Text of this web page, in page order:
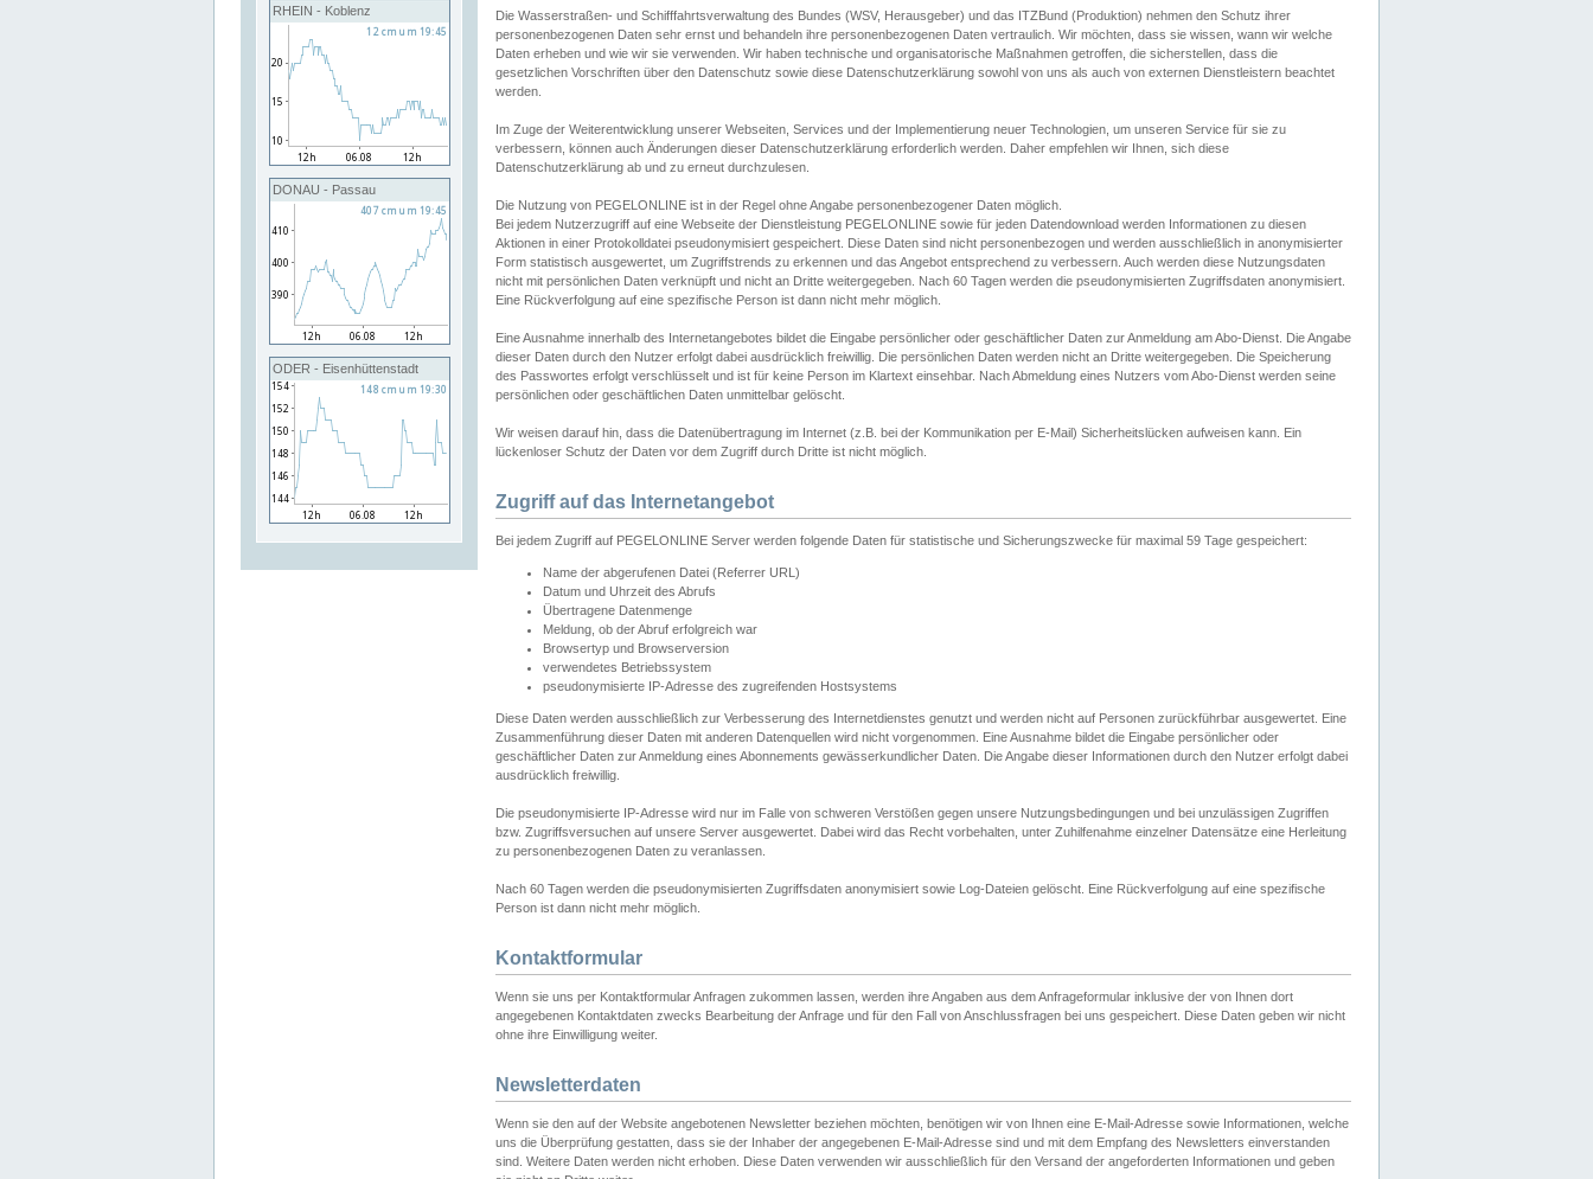
RHEIN - Koblenz
DONAU - Passau
ODER - Eisenhüttenstadt
Die Wasserstraßen- und Schifffahrtsverwaltung des Bundes (WSV, Herausgeber) und das ITZBund (Produktion) nehmen den Schutz ihrer
personenbezogenen Daten sehr ernst und behandeln ihre personenbezogenen Daten vertraulich. Wir möchten, dass sie wissen, wann wir welche
Daten erheben und wie wir sie verwenden. Wir haben technische und organisatorische Maßnahmen getroffen, die sicherstellen, dass die
gesetzlichen Vorschriften über den Datenschutz sowie diese Datenschutzerklärung sowohl von uns als auch von externen Dienstleistern beachtet
werden.
Im Zuge der Weiterentwicklung unserer Webseiten, Services und der Implementierung neuer Technologien, um unseren Service für sie zu
verbessern, können auch Änderungen dieser Datenschutzerklärung erforderlich werden. Daher empfehlen wir Ihnen, sich diese
Datenschutzerklärung ab und zu erneut durchzulesen.
Die Nutzung von PEGELONLINE ist in der Regel ohne Angabe personenbezogener Daten möglich.
Bei jedem Nutzerzugriff auf eine Webseite der Dienstleistung PEGELONLINE sowie für jeden Datendownload werden Informationen zu diesen
Aktionen in einer Protokolldatei pseudonymisiert gespeichert. Diese Daten sind nicht personenbezogen und werden ausschließlich in anonymisierter
Form statistisch ausgewertet, um Zugriffstrends zu erkennen und das Angebot entsprechend zu verbessern. Auch werden diese Nutzungsdaten
nicht mit persönlichen Daten verknüpft und nicht an Dritte weitergegeben. Nach 60 Tagen werden die pseudonymisierten Zugriffsdaten anonymisiert.
Eine Rückverfolgung auf eine spezifische Person ist dann nicht mehr möglich.
Eine Ausnahme innerhalb des Internetangebotes bildet die Eingabe persönlicher oder geschäftlicher Daten zur Anmeldung am Abo-Dienst. Die Angabe
dieser Daten durch den Nutzer erfolgt dabei ausdrücklich freiwillig. Die persönlichen Daten werden nicht an Dritte weitergegeben. Die Speicherung
des Passwortes erfolgt verschlüsselt und ist für keine Person im Klartext einsehbar. Nach Abmeldung eines Nutzers vom Abo-Dienst werden seine
persönlichen oder geschäftlichen Daten unmittelbar gelöscht.
Wir weisen darauf hin, dass die Datenübertragung im Internet (z.B. bei der Kommunikation per E-Mail) Sicherheitslücken aufweisen kann. Ein
lückenloser Schutz der Daten vor dem Zugriff durch Dritte ist nicht möglich.
Zugriff auf das Internetangebot
Bei jedem Zugriff auf PEGELONLINE Server werden folgende Daten für statistische und Sicherungszwecke für maximal 59 Tage gespeichert:
Name der abgerufenen Datei (Referrer URL)
Datum und Uhrzeit des Abrufs
Übertragene Datenmenge
Meldung, ob der Abruf erfolgreich war
Browsertyp und Browserversion
verwendetes Betriebssystem
pseudonymisierte IP-Adresse des zugreifenden Hostsystems
Diese Daten werden ausschließlich zur Verbesserung des Internetdienstes genutzt und werden nicht auf Personen zurückführbar ausgewertet. Eine
Zusammenführung dieser Daten mit anderen Datenquellen wird nicht vorgenommen. Eine Ausnahme bildet die Eingabe persönlicher oder
geschäftlicher Daten zur Anmeldung eines Abonnements gewässerkundlicher Daten. Die Angabe dieser Informationen durch den Nutzer erfolgt dabei
ausdrücklich freiwillig.
Die pseudonymisierte IP-Adresse wird nur im Falle von schweren Verstößen gegen unsere Nutzungsbedingungen und bei unzulässigen Zugriffen
bzw. Zugriffsversuchen auf unsere Server ausgewertet. Dabei wird das Recht vorbehalten, unter Zuhilfenahme einzelner Datensätze eine Herleitung
zu personenbezogenen Daten zu veranlassen.
Nach 60 Tagen werden die pseudonymisierten Zugriffsdaten anonymisiert sowie Log-Dateien gelöscht. Eine Rückverfolgung auf eine spezifische
Person ist dann nicht mehr möglich.
Kontaktformular
Wenn sie uns per Kontaktformular Anfragen zukommen lassen, werden ihre Angaben aus dem Anfrageformular inklusive der von Ihnen dort
angegebenen Kontaktdaten zwecks Bearbeitung der Anfrage und für den Fall von Anschlussfragen bei uns gespeichert. Diese Daten geben wir nicht
ohne ihre Einwilligung weiter.
Newsletterdaten
Wenn sie den auf der Website angebotenen Newsletter beziehen möchten, benötigen wir von Ihnen eine E-Mail-Adresse sowie Informationen, welche
uns die Überprüfung gestatten, dass sie der Inhaber der angegebenen E-Mail-Adresse sind und mit dem Empfang des Newsletters einverstanden
sind. Weitere Daten werden nicht erhoben. Diese Daten verwenden wir ausschließlich für den Versand der angeforderten Informationen und geben